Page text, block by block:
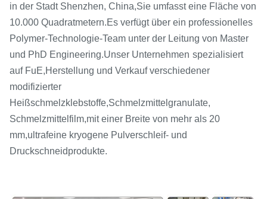
in der Stadt Shenzhen, China,Sie umfasst eine Fläche von
10.000 Quadratmetern.Es verfügt über ein professionelles
Polymer-Technologie-Team unter der Leitung von Master
und PhD Engineering.Unser Unternehmen spezialisiert
auf FuE,Herstellung und Verkauf verschiedener
modifizierter
Heißschmelzklebstoffe,Schmelzmittelgranulate,
Schmelzmittelfilm,mit einer Breite von mehr als 20
mm,ultrafeine kryogene Pulverschleif- und
Druckschneidprodukte.